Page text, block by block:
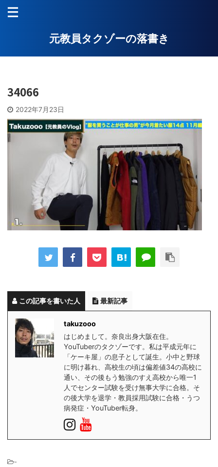
元教員タクゾーの落書き
34066
2022年7月23日
この記事を書いた人 最新記事
takuzooo
はじめまして。奈良出身大阪在住。
YouTuberのタクゾーです。私は平成元年に
「ケーキ屋」の息子として誕生。小中と野球
に明け暮れ、高校生の頃は偏差値34の高校に
通い、その後もう勉強のすえ高校から唯一1
人でセンター試験を受け無事大学に合格。そ
の後大学を退学・教員採用試験に合格・うつ
病発症・YouTuber転身。
-